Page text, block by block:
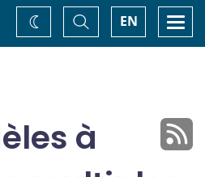
EN
Basculer
la
recherche
Changez
de
à